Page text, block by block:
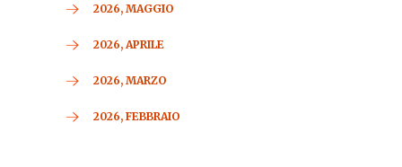
2026, MAGGIO
2026, APRILE
2026, MARZO
2026, FEBBRAIO